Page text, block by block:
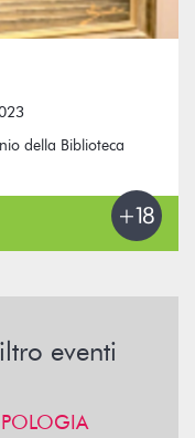
della Biblioteca
eventi